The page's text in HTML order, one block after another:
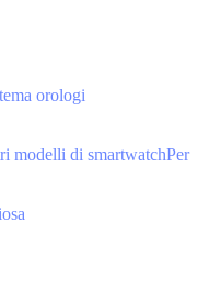
orologi
modelli di smartwatchPer